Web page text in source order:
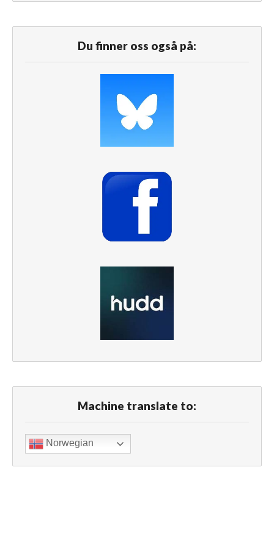
Du finner oss også på:
Machine translate to:
Norwegian